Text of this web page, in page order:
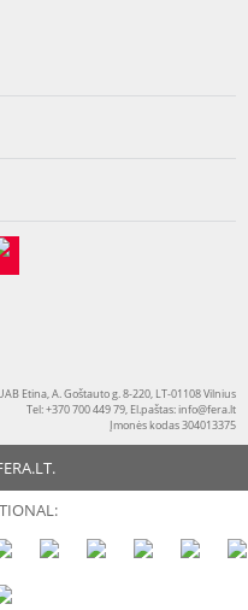
Etina, A. Goštauto g. 8-220, LT-01108 Vilnius
Tel: +370 700 449 79, El.paštas:info@fera.lt
Įmonės kodas 304013375